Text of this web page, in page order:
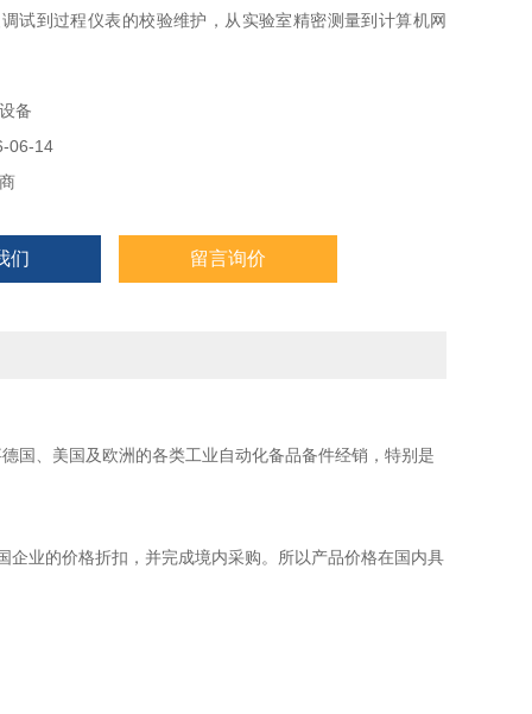
试到过程仪表的校验维护，从实验室精密测量到计算机网
备
06-14
们 留言询价
国、美国及欧洲的各类工业自动化备品备件经销，特别是
的价格折扣，并完成境内采购。所以产品价格在国内具